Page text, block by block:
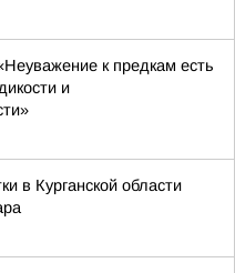
к предкам есть
и
в Курганской области